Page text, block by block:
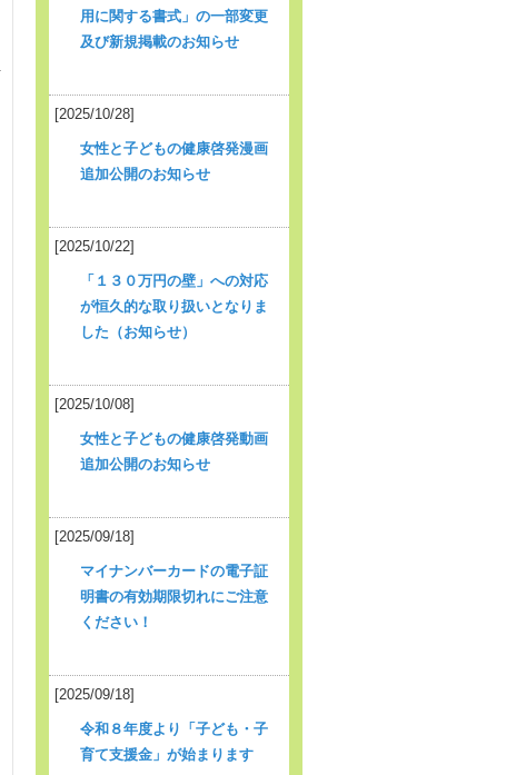
用に関する書式」の一部変更
及び新規掲載のお知らせ
[2025/10/28]
女性と子どもの健康啓発漫画
追加公開のお知らせ
[2025/10/22]
「１３０万円の壁」への対応
が恒久的な取り扱いとなりま
した（お知らせ）
[2025/10/08]
女性と子どもの健康啓発動画
追加公開のお知らせ
[2025/09/18]
マイナンバーカードの電子証
明書の有効期限切れにご注意
ください！
[2025/09/18]
令和８年度より「子ども・子
育て支援金」が始まります